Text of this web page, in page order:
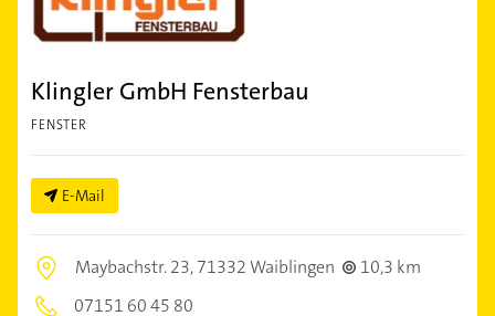
Klingler GmbH Fensterbau
FENSTER
E-Mail
Maybachstr. 23,71332 Waiblingen
10,3 km
07151 60 45 80